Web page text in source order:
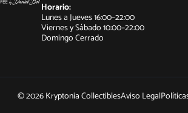
Horario:
Lunes a Jueves 16:00–22:00
Viernes y Sábado 10:00–22:00
Domingo Cerrado
© 2026 Kryptonia CollectiblesAviso Legal